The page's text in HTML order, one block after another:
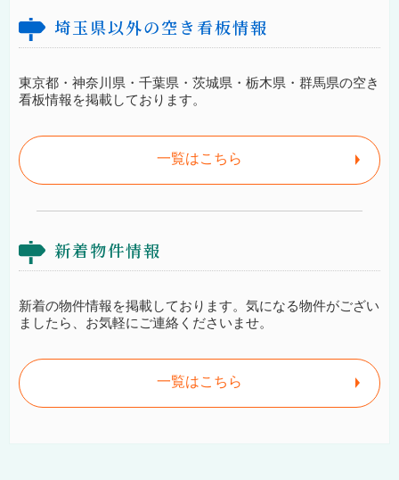
埼玉県以外の空き看板情報
東京都・神奈川県・千葉県・茨城県・栃木県・群馬県の空き
看板情報を掲載しております。
一覧はこちら
新着物件情報
新着の物件情報を掲載しております。気になる物件がござい
ましたら、お気軽にご連絡くださいませ。
一覧はこちら